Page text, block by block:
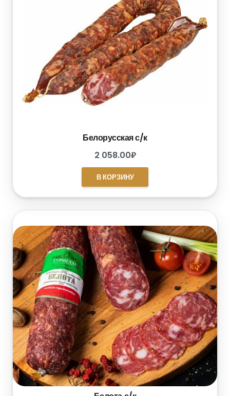
Белорусская с/к
2 058.00₽
В КОРЗИНУ